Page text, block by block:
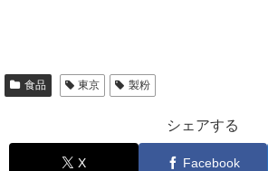
食品 東京 製粉
シェアする
X Facebook